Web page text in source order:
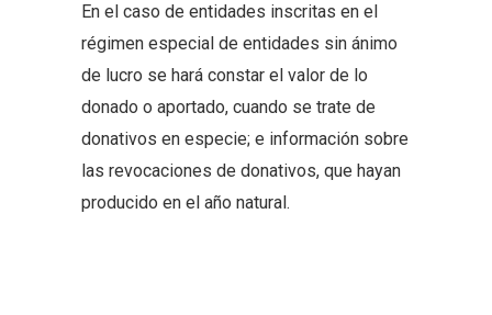
En el caso de entidades inscritas en el
régimen especial de entidades sin ánimo
de lucro se hará constar el valor de lo
donado o aportado, cuando se trate de
donativos en especie; e información sobre
las revocaciones de donativos, que hayan
producido en el año natural.